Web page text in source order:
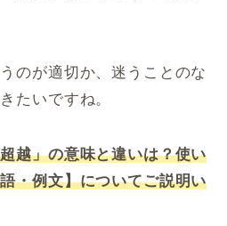
のが適切か、迷うことのな
たいですね。
越」の意味と違いは？使い
・例文】についてご説明い